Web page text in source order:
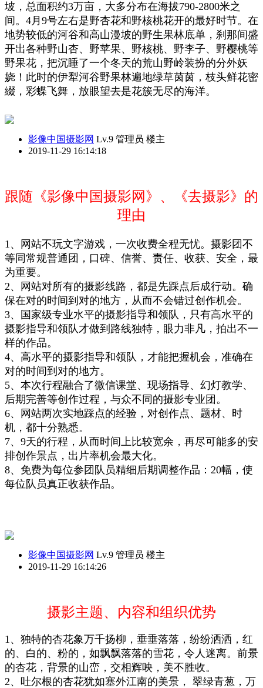
坡，总面积约3万亩，大多分布在海拔790-2800米之
间。4月9号左右是野杏花和野核桃花开的最好时节。在
地势较低的河谷和高山漫坡的野生果林底单，刹那间盛
开出各种野山杏、野苹果、野核桃、野李子、野樱桃等
野果花，把沉睡了一个冬天的荒山野岭装扮的分外妖
娆！此时的伊犁河谷野果林遍地绿草茵茵，枝头鲜花密
綴，彩蝶飞舞，放眼望去是花簇无尽的海洋。
影像中国摄影网 Lv.9 管理员 楼主
2019-11-29 16:14:18
跟随《影像中国摄影网》、《去摄影》的
理由
1、
网站不玩文字游戏，一次收费全程无忧。摄影团不
等同常规普通 团，口碑、信誉、责任、收获、安全 ，最
为重要。
2、
网站对所有的摄影线路 ，都是先踩点后成行动。确
保在对的时间到对的地方，从而不会错过创作机会。
3、国家级专业水平的摄影指导和领队，只有高水平的
摄影指导和领队才做到路线独特，眼力非凡，拍出不一
样的作品。
4、高水平的摄影指导和领队，才能把握机会，准确在
对的时间到对的地方。
5、本次行程融合了微信课堂、现场指导、幻灯教学、
后期完善等创作过程 ，与众不同 的摄影专业团 。
6、网站两次实地踩点的经验 ，对创作点、题材、时
机，都十分熟悉。
7、9天的行程，从而时间上比较宽余，再尽可能多的安
排创作景点 ， 出片率机会最大化。
8、免费为每位参团队员精细后期调整作品：20幅，使
每位队员真正收获作品。
影像中国摄影网 Lv.9 管理员 楼主
2019-11-29 16:14:26
摄影主题、内容和组织优势
1、独特的杏花象万千扬柳，垂垂落落，纷纷洒洒，红
的、白的、粉的，如飘飘落落的雪花，令人迷离。前景
的杏花，背景的山峦 ，交相辉咉，美不胜收。
2、 吐尔根的杏花犹如塞外江南的美景， 翠绿青葱，万